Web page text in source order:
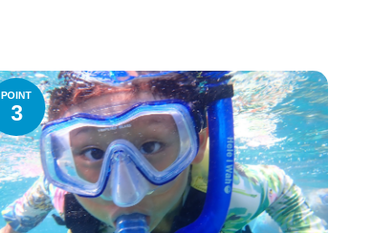
POINT
3